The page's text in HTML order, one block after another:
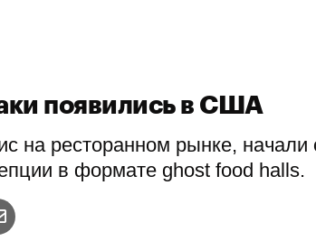
появились в США
на ресторанном рынке, начали
в формате ghost food halls.